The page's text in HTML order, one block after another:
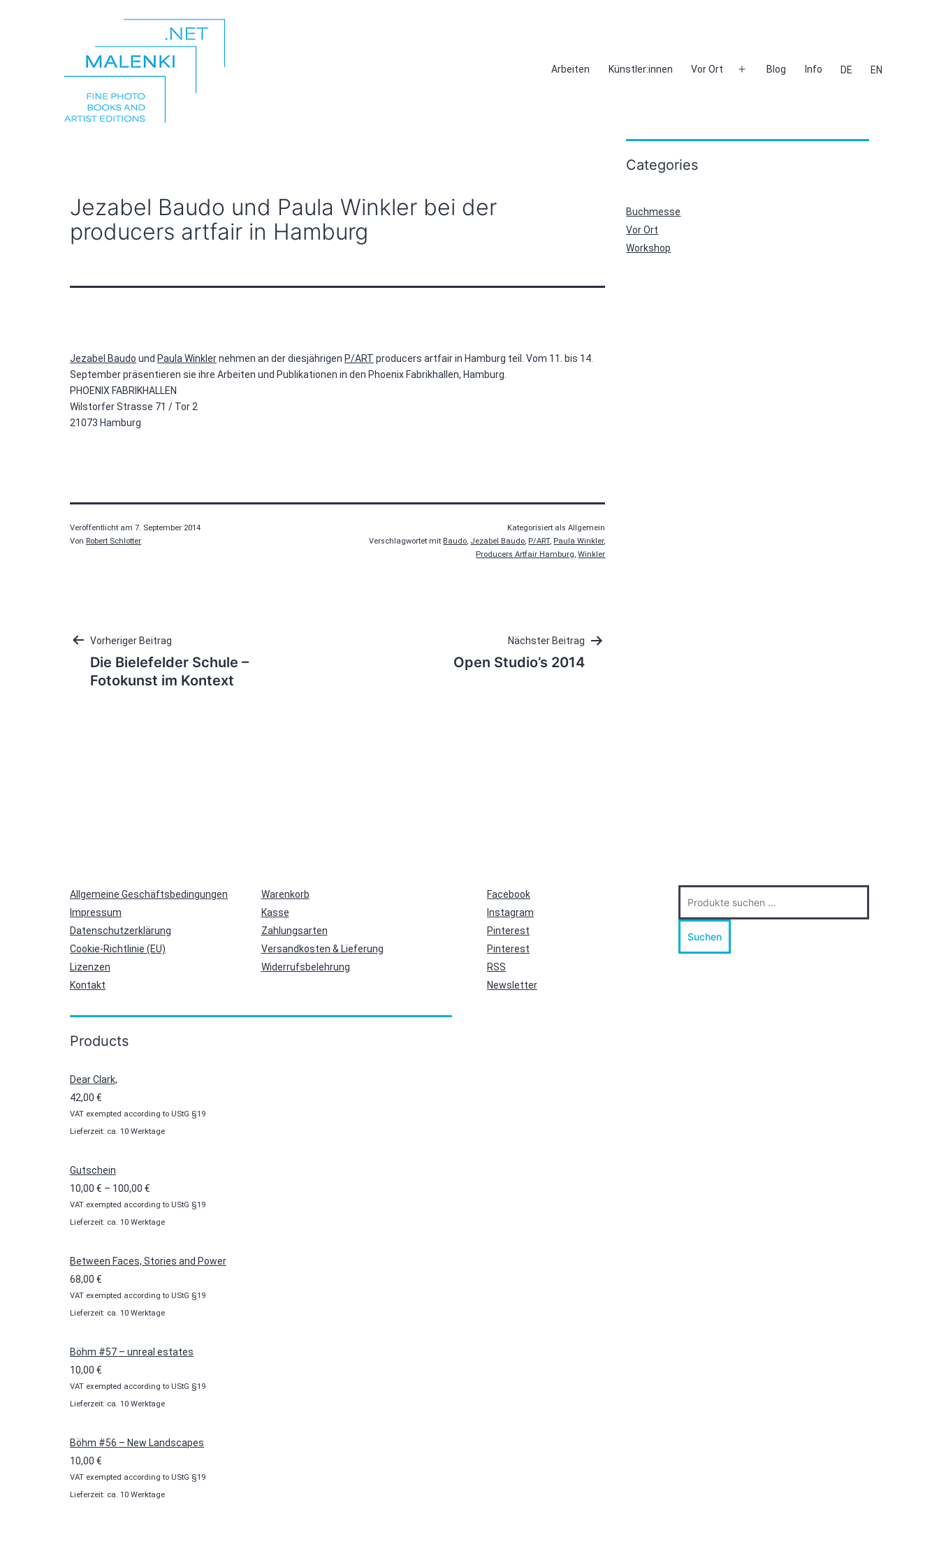
Arbeiten Künstler:innen Vor Ort
Menü
Blog Info DE EN
Jezabel Baudo und Paula Winkler bei der
producers artfair in Hamburg
Jezabel Baudo und Paula Winklernehmen an der diesjährigen P/ART producers artfair in Hamburg teil. Vom 11. bis 14.
September präsentieren sie ihre Arbeiten und Publikationen in den Phoenix Fabrikhallen, Hamburg.
PHOENIX FABRIKHALLEN
Wilstorfer Strasse 71 / Tor 2
21073 Hamburg
Veröffentlicht am 7. September 2014
Von Robert Schlotter
Kategorisiert als Allgemein
Verschlagwortet mit Baudo, Jezabel Baudo, P/ART, Paula Winkler,
Producers Artfair Hamburg,Winkler
Beitragsnavigation
Vorheriger Beitrag
Die Bielefelder Schule –
Fotokunst im Kontext
Nächster Beitrag
Open Studio’s 2014
Categories
Buchmesse
Vor Ort
Workshop
Allgemeine Geschäftsbedingungen
Impressum
Datenschutzerklärung
Cookie-Richtlinie (EU)
Lizenzen
Kontakt
Warenkorb
Kasse
Zahlungsarten
Versandkosten & Lieferung
Widerrufsbelehrung
Facebook
Instagram
Pinterest
Pinterest
RSS
Newsletter
nach:
Suchen
Products
Dear Clark,
42,00 €
VAT exempted according to UStG §19
Lieferzeit: ca. 10 Werktage
Gutschein
10,00 € – 100,00 €
10,00 €
bis
VAT exempted according to UStG §19
Lieferzeit: ca. 10 Werktage
Between Faces, Stories and Power
68,00 €
VAT exempted according to UStG §19
Lieferzeit: ca. 10 Werktage
Böhm #57 – unreal estates
10,00 €
VAT exempted according to UStG §19
Lieferzeit: ca. 10 Werktage
Böhm #56 – New Landscapes
10,00 €
VAT exempted according to UStG §19
Lieferzeit: ca. 10 Werktage